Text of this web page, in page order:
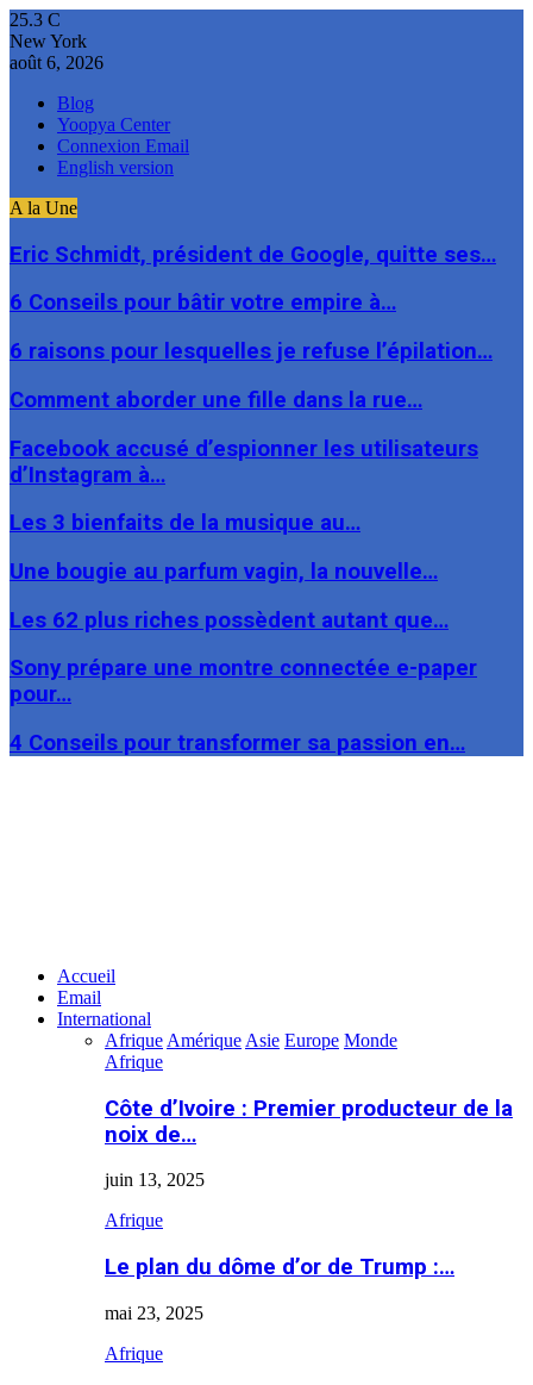
25.3 C
New York
août 6, 2026
Blog
Yoopya Center
Connexion Email
English version
A la Une
Eric Schmidt, président de Google, quitte ses…
6 Conseils pour bâtir votre empire à…
6 raisons pour lesquelles je refuse l’épilation…
Comment aborder une fille dans la rue…
Facebook accusé d’espionner les utilisateurs
d’Instagram à…
Les 3 bienfaits de la musique au…
Une bougie au parfum vagin, la nouvelle…
Les 62 plus riches possèdent autant que…
Sony prépare une montre connectée e-paper
pour…
4 Conseils pour transformer sa passion en…
Accueil
Email
International
Afrique Amérique Asie Europe Monde
Afrique
Côte d’Ivoire : Premier producteur de la
noix de…
juin 13, 2025
Afrique
Le plan du dôme d’or de Trump :…
mai 23, 2025
Afrique